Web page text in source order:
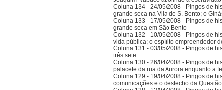
Coluna 134 - 24/05/2008 - Pingos de
grande seca na Vila de S. Bento; o
Coluna 133 - 17/05/2008 - Pingos de
grande seca em São Bento
Coluna 132 - 10/05/2008 - Pingos de
vida pública; o espírito empreendedor
Coluna 131 - 03/05/2008 - Pingos de
três sete
Coluna 130 - 26/04/2008 - Pingos de
palacete da rua da Aurora enquanto a
Coluna 129 - 19/04/2008 - Pingos de
comunicações e o desfecho da